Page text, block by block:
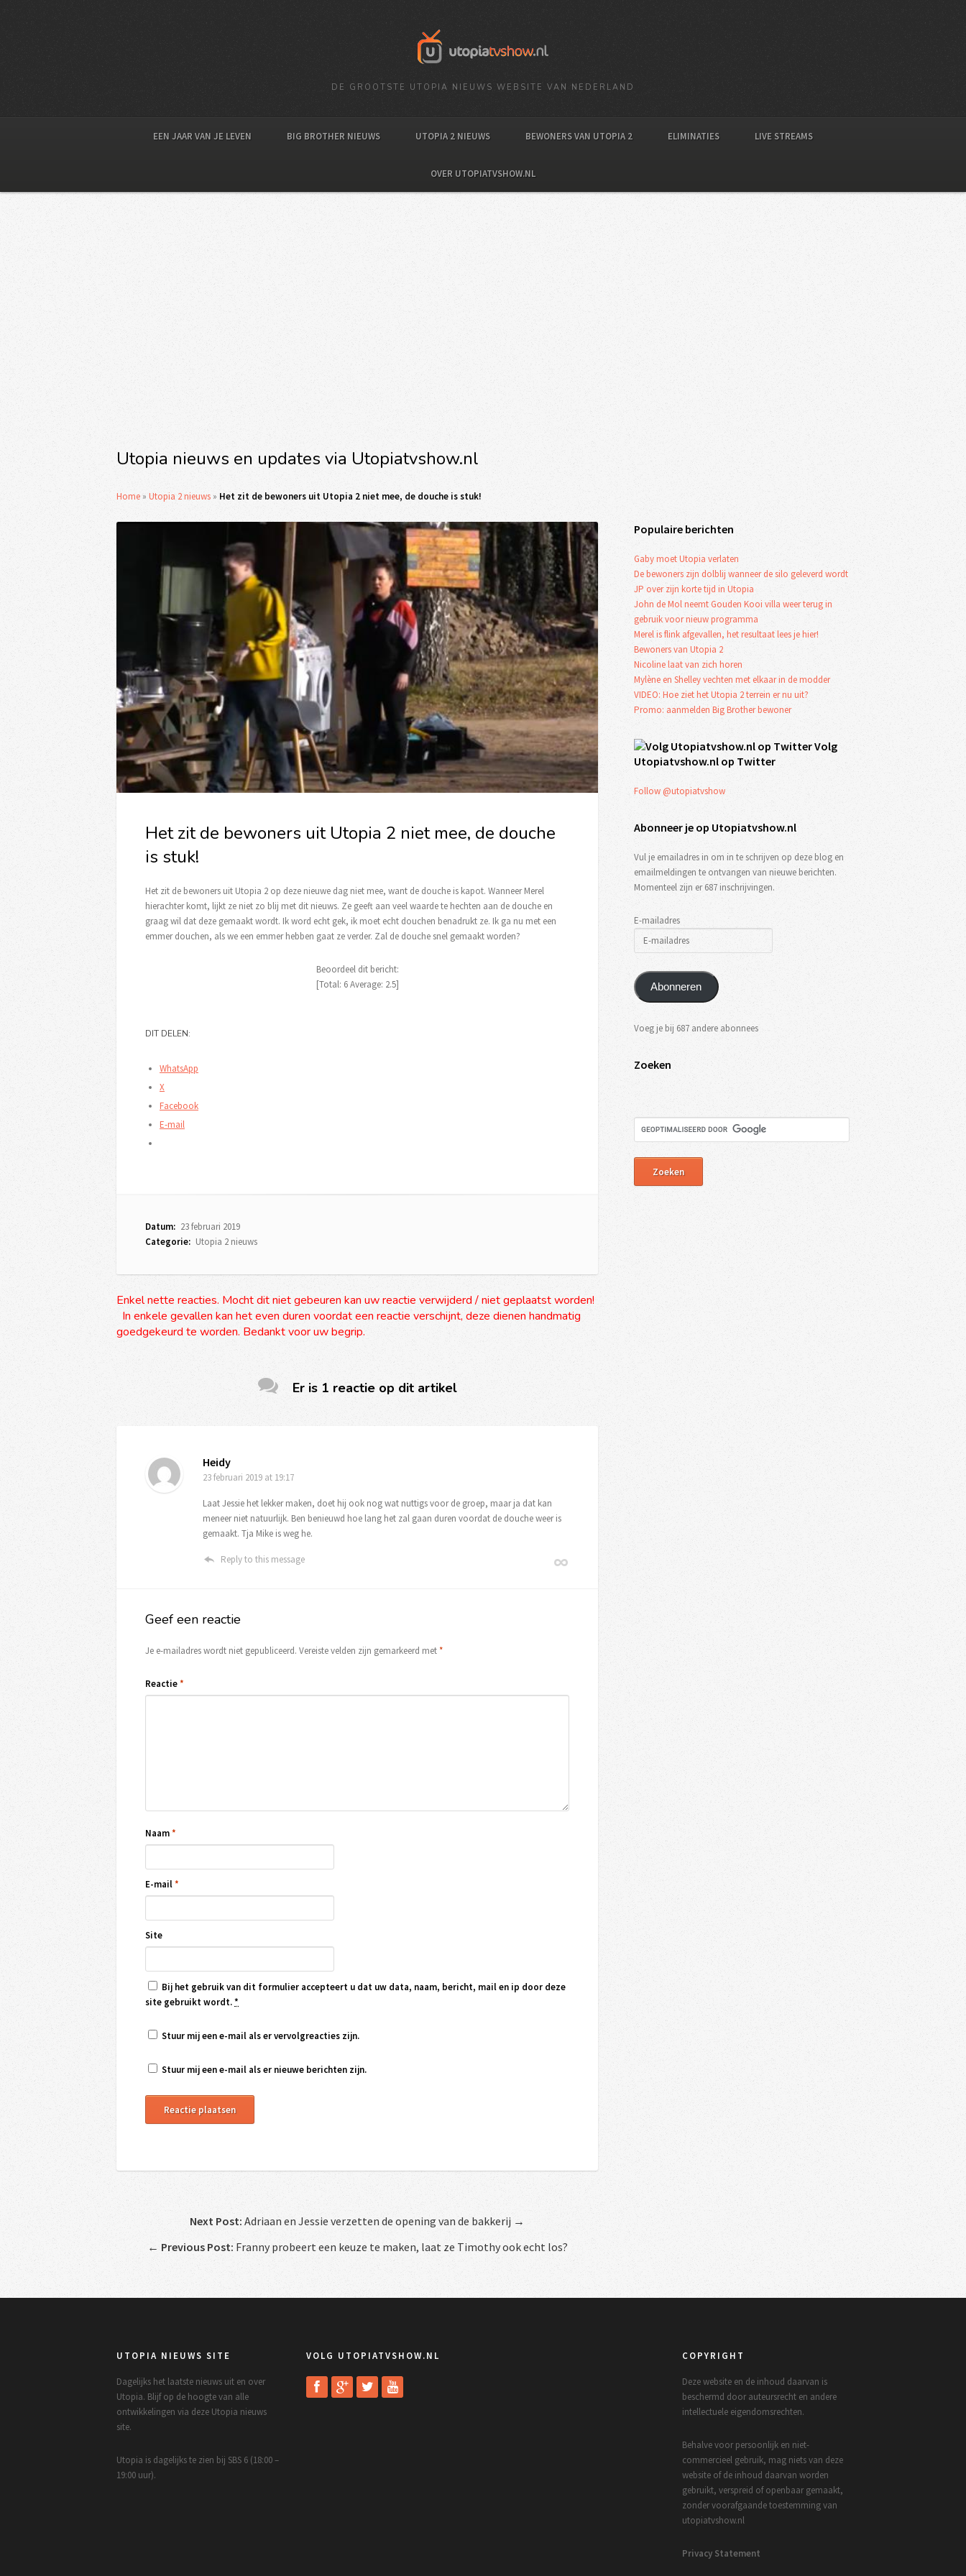
DE GROOTSTE UTOPIA NIEUWS WEBSITE VAN NEDERLAND
EEN JAAR VAN JE LEVEN BIG BROTHER NIEUWS UTOPIA 2 NIEUWS BEWONERS VAN UTOPIA 2 ELIMINATIES LIVE STREAMS
OVER UTOPIATVSHOW.NL
Utopia nieuws en updates via Utopiatvshow.nl
Home » Utopia 2 nieuws » Het zit de bewoners uit Utopia 2 niet mee, de douche is stuk!
Het zit de bewoners uit Utopia 2 niet mee, de douche
is stuk!
Het zit de bewoners uit Utopia 2 op deze nieuwe dag niet mee, want de douche is kapot. Wanneer Merel
hierachter komt, lijkt ze niet zo blij met dit nieuws. Ze geeft aan veel waarde te hechten aan de douche en
graag wil dat deze gemaakt wordt. Ik word echt gek, ik moet echt douchen benadrukt ze. Ik ga nu met een
emmer douchen, als we een emmer hebben gaat ze verder. Zal de douche snel gemaakt worden?
Beoordeel dit bericht:
[Total: 6Average: 2.5]
DIT DELEN:
WhatsApp
X
Facebook
E-mail
Datum: 23 februari 2019
Categorie: Utopia 2 nieuws
Enkel nette reacties. Mocht dit niet gebeuren kan uw reactie verwijderd / niet geplaatst worden!
In enkele gevallen kan het even duren voordat een reactie verschijnt, deze dienen handmatig
goedgekeurd te worden. Bedankt voor uw begrip.
Er is 1 reactie op dit artikel
Heidy
23 februari 2019 at 19:17
Laat Jessie het lekker maken, doet hij ook nog wat nuttigs voor de groep, maar ja dat kan
meneer niet natuurlijk. Ben benieuwd hoe lang het zal gaan duren voordat de douche weer is
gemaakt. Tja Mike is weg he.
Reply to this message
Geef een reactie
Je e-mailadres wordt niet gepubliceerd. Vereiste velden zijn gemarkeerd met*
Reactie*
Naam*
E-mail*
Site
Bij het gebruik van dit formulier accepteert u dat uw data, naam, bericht, mail en ip door deze
site gebruikt wordt.*
Stuur mij een e-mail als er vervolgreacties zijn.
Stuur mij een e-mail als er nieuwe berichten zijn.
Next Post: Adriaan en Jessie verzetten de opening van de bakkerij →
← Previous Post: Franny probeert een keuze te maken, laat ze Timothy ook echt los?
Populaire berichten
Gaby moet Utopia verlaten
De bewoners zijn dolblij wanneer de silo geleverd wordt
JP over zijn korte tijd in Utopia
John de Mol neemt Gouden Kooi villa weer terug in
gebruik voor nieuw programma
Merel is flink afgevallen, het resultaat lees je hier!
Bewoners van Utopia 2
Nicoline laat van zich horen
Mylène en Shelley vechten met elkaar in de modder
VIDEO: Hoe ziet het Utopia 2 terrein er nu uit?
Promo: aanmelden Big Brother bewoner
Volg
Utopiatvshow.nl op Twitter
Follow @utopiatvshow
Abonneer je op Utopiatvshow.nl
Vul je emailadres in om in te schrijven op deze blog en
emailmeldingen te ontvangen van nieuwe berichten.
Momenteel zijn er 687 inschrijvingen.
E-mailadres
Abonneren
Voeg je bij 687 andere abonnees
Zoeken
UTOPIA NIEUWS SITE
Dagelijks het laatste nieuws uit en over
Utopia. Blijf op de hoogte van alle
ontwikkelingen via deze Utopia nieuws
site.
Utopia is dagelijks te zien bij SBS 6 (18:00 –
19:00 uur).
VOLG UTOPIATVSHOW.NL COPYRIGHT
Deze website en de inhoud daarvan is
beschermd door auteursrecht en andere
intellectuele eigendomsrechten.
Behalve voor persoonlijk en niet-
commercieel gebruik, mag niets van deze
website of de inhoud daarvan worden
gebruikt, verspreid of openbaar gemaakt,
zonder voorafgaande toestemming van
utopiatvshow.nl
Privacy Statement